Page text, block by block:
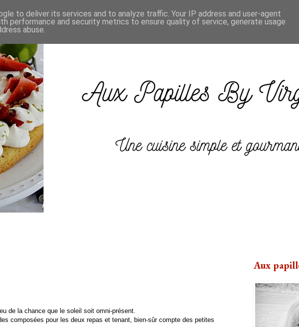
de la chance que le soleil soit omni-présent.
composées pour les deux repas et tenant, bien-sûr compte des petites
Aux
to deliver its services and to analyze traffic. Your IP address and user-agent
performance and security metrics to ensure quality of service, generate usage
abuse.